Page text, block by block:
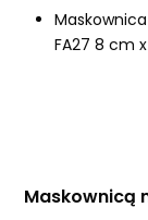
FA27 8 cm
Maskownicą